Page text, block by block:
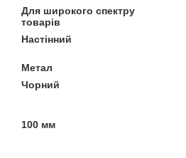
Для широкого спектру
товарів
Настінний
Метал
Чорний
100 мм